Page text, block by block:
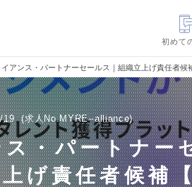
初めて
イアンス・パートナーセールス｜組織立上げ責任者
19 求人No.MYRE--alliance
・パートナー
げ責任者候補